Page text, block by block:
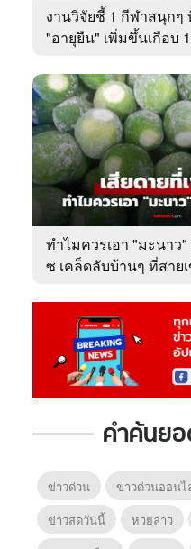
งานวิจัยชี้ 1 กีฬาสนุก
"อายุยืน" เพิ่มขึ้นเกือบ
ทำไมควรเอา "มะนาว
ซ เคล็ดลับบ้านๆ ที่สาย
คำค้นย
ข่าวด่วน
ข่าวด่วนออน
ข่าวสดวันนี้
หวยลาว